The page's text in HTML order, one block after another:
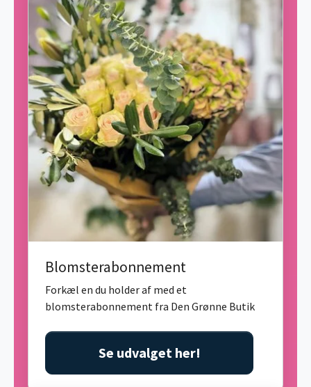
Blomsterabonnement
Forkæl en du holder af med et
blomsterabonnement fra Den Grønne Butik
Se udvalget her!